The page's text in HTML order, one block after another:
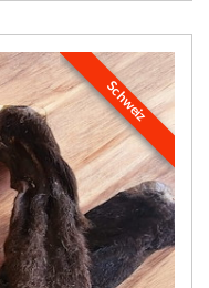
Schweiz